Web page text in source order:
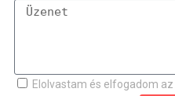
Elolvastam és elfogadom az